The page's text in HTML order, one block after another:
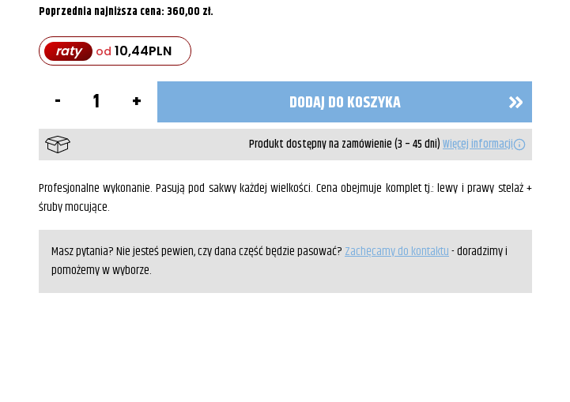
Poprzednia najniższa cena: 360,00 zł.
raty od 10,44PLN
Stelaże
sakwy
VN1500
Classic
DODAJ DO KOSZYKA
Produkt dostępny na zamówienie (3 – 45 dni)Więcej informacji
Profesjonalne wykonanie. Pasują pod sakwy każdej wielkości. Cena obejmuje komplet tj.: lewy i prawy stelaż +
śruby mocujące.
Masz pytania? Nie jesteś pewien, czy dana część będzie pasować?Zachęcamy do kontaktu- doradzimy i
pomożemy w wyborze.